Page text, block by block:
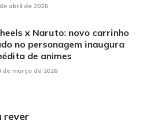
abril de 2026
x Naruto: novo carrinho
no personagem inaugura
de animes
de março de 2026
rever